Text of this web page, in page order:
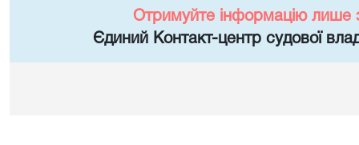
Отримуйте інформацію лише
Єдиний Контакт-центр судової